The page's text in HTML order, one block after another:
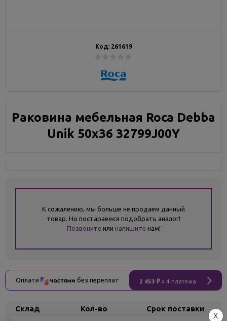
Код: 261619
Раковина мебельная Roca Debba
Unik 50x36 32799J00Y
К сожалению, мы больше не продаем данный
товар. Но постараемся подобрать аналог!
Позвоните или напишите нам!
Оплати без переплат 2 453 ₽ x 4 платежа
Склад Кол-во Срок поставки
X